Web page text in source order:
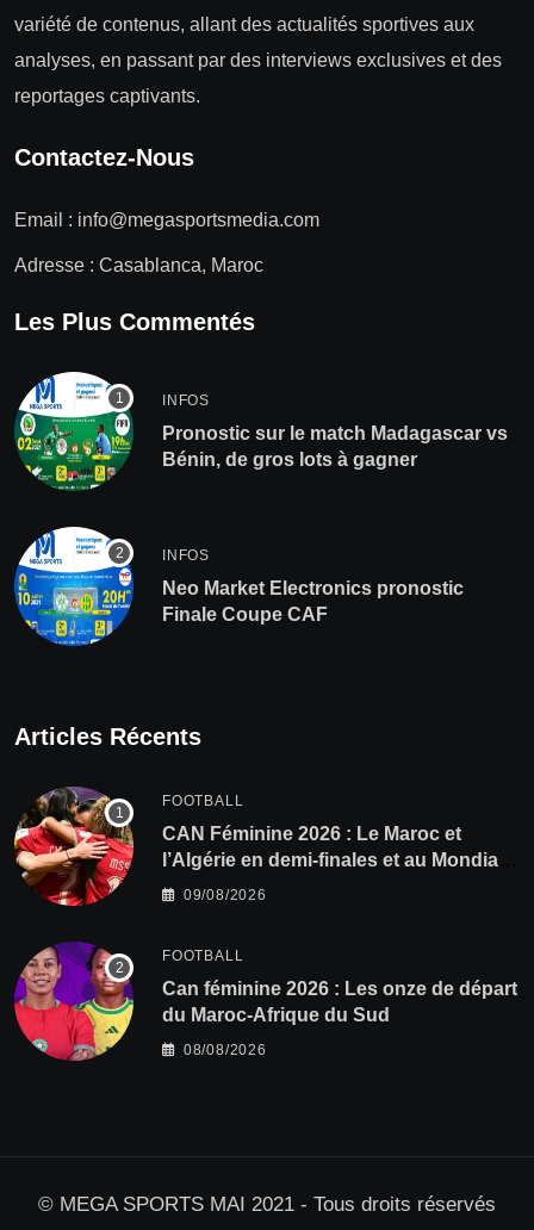
variété de contenus, allant des actualités sportives aux
analyses, en passant par des interviews exclusives et des
reportages captivants.
Contactez-Nous
Email : info@megasportsmedia.com
Adresse : Casablanca, Maroc
Les Plus Commentés
INFOS
Pronostic sur le match Madagascar vs
Bénin, de gros lots à gagner
INFOS
Neo Market Electronics pronostic
Finale Coupe CAF
Articles Récents
FOOTBALL
CAN Féminine 2026 : Le Maroc et
l’Algérie en demi-finales et au Mondial
2027 !
09/08/2026
FOOTBALL
‎Can féminine 2026 : Les onze de départ
du Maroc-Afrique du Sud
08/08/2026
© MEGA SPORTS MAI 2021 - Tous droits réservés